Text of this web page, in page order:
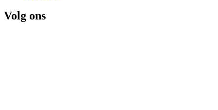
Volg ons